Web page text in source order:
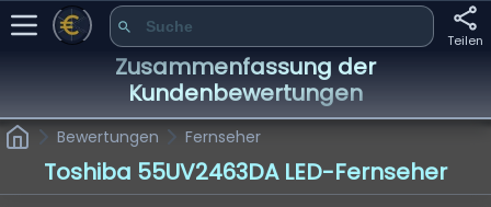
Teilen
Zusammenfassung der
Kundenbewertungen
Bewertungen Fernseher
Toshiba 55UV2463DA LED-Fernseher